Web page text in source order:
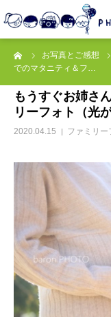
お写真とご感想
でのマタニティ＆フ…
もうすぐお姉さ
リーフォト（光
2020.04.15 ファミリー
撮影プラン
私たちについて
オプション
● お写真とご感
レッスン/撮影会
取材・企業・オ
ご予約